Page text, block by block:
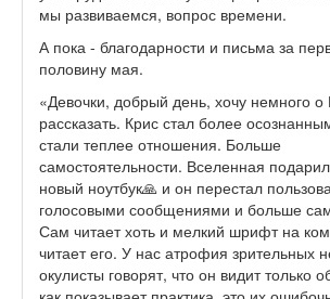
мы развиваемся, вопрос времени.
А пока - благодарности и письма за
половину мая.
«Девочки, добрый день, хочу немного о
рассказать. Крис стал более
стали теплее отношения. Больше
самостоятельности. Вселенная
новый ноутбук🙏 и он перестал
голосовыми сообщениями и больше
Сам читает хоть и мелкий шрифт на
читает его. У нас атрофия зрительных
окулисты говорят, что он видит только